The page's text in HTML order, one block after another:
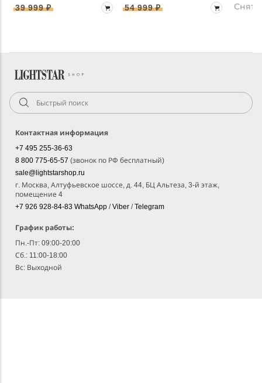
39 999 ₽ 54 999 ₽ Снят
Контактная информация
+7 495 255-36-63
8 800 775-65-57 (звонок по РФ бесплатный)
sale@lightstarshop.ru
г. Москва, Алтуфьевское шоссе, д. 44, БЦ Альтеза, 3-й этаж,
помещение 4
+7 926 928-84-83 WhatsApp /Viber /Telegram
График работы:
Пн.-Пт: 09:00-20:00
Сб.: 11:00-18:00
Вс: Выходной